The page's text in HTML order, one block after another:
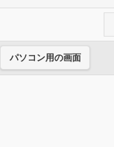
パソコン用の画面